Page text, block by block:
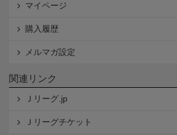
マイページ
購入履歴
メルマガ設定
関連リンク
Ｊリーグ.jp
Ｊリーグチケット